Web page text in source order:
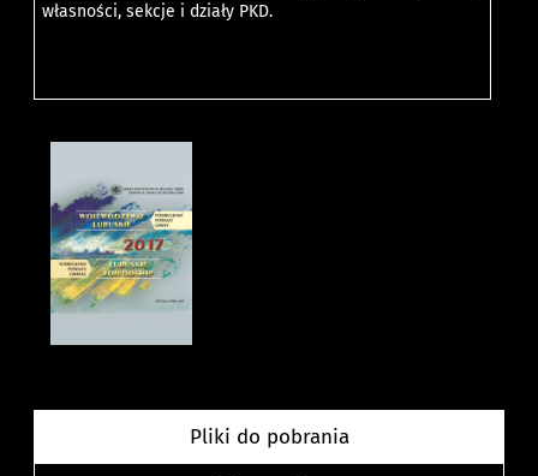
własności, sekcje i działy PKD.
Pliki do pobrania